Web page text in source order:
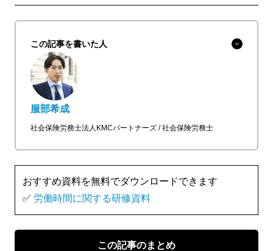
a
この記事を書いた人
服部希成
社会保険労務士法人KMCパートナーズ 社会保険労務士
おすすめ資料を無料でダウンロードできます
✅ 労働時間に関する研修資料
この記事のまとめ